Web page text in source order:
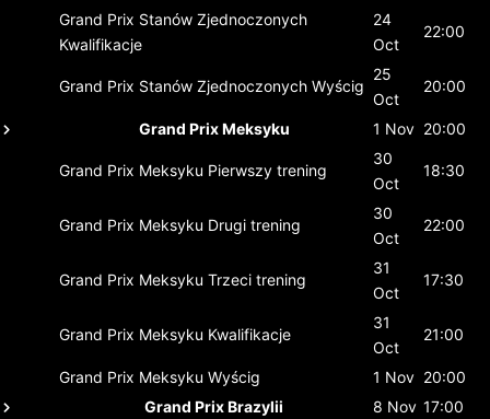
Grand Prix Stanów Zjednoczonych
Kwalifikacje
24
Oct
22:00
Grand Prix Stanów Zjednoczonych Wyścig
25
Oct
20:00
Grand Prix Meksyku 1 Nov 20:00
Grand Prix Meksyku Pierwszy trening
30
Oct
18:30
Grand Prix Meksyku Drugi trening
30
Oct
22:00
Grand Prix Meksyku Trzeci trening
31
Oct
17:30
Grand Prix Meksyku Kwalifikacje
31
Oct
21:00
Grand Prix Meksyku Wyścig 1 Nov 20:00
Grand Prix Brazylii
8 Nov 17:00